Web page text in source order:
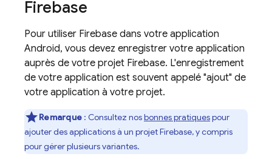
Firebase
Pour utiliser Firebase dans votre application
Android, vous devez enregistrer votre application
auprès de votre projet Firebase. L'enregistrement
de votre application est souvent appelé "ajout" de
votre application à votre projet.
Remarque : Consultez nosbonnes pratiquespour
ajouter des applications à un projet Firebase, y compris
pour gérer plusieurs variantes.